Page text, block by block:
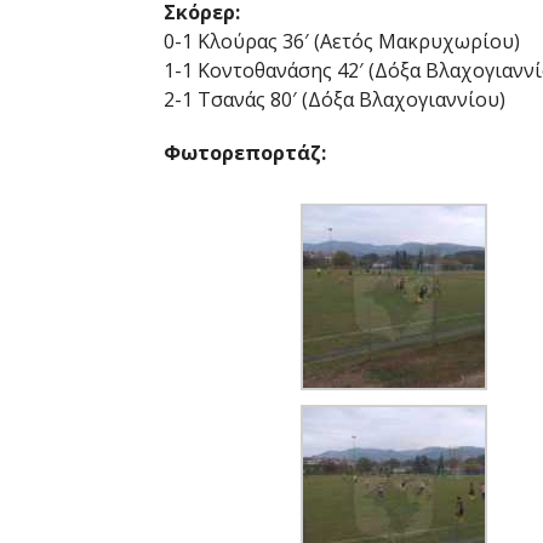
Σκόρερ:
0-1 Κλούρας 36′ (Αετός Μακρυχωρίου)
1-1 Κοντοθανάσης 42′ (Δόξα
2-1 Τσανάς 80′ (Δόξα Βλαχογιαννίου)
Φωτορεπορτάζ: